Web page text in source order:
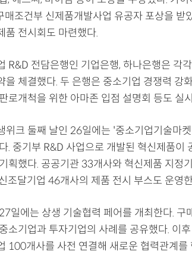
매조건부 신제품개발사업 유공자 포상을 받
품 전시회도 마련했다.
R&D 전담은행인 기업은행, 하나은행은 각
을 체결했다. 두 은행은 중소기업 경쟁력 강
로개척을 위한 아마존 입점 설명회 등도 실
위크 둘째 날인 26일에는 '중소기업기술마
. 중기부 R&D 사업으로 개발된 혁신제품이
획했다. 공공기관 33개사와 혁신제품 지정
조달기업 46개사의 제품 전시 부스도 운영
일에는 상생 기술협력 페어를 개최한다. 구
소기업과 투자기업의 사례를 공유했다. 이
100개사를 사전 연결해 새로운 협력관계를